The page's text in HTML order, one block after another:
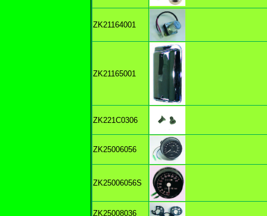
ZK21164001
ZK21165001
ZK221C0306
ZK25006056
ZK25006056S
ZK25008036